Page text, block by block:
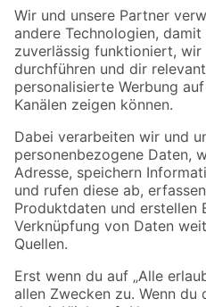
Der toom Newsletter: Keine Angebote
Zur Newsletter Anmeldung
Folge uns
Zahlungsarten
Sicher einkaufen